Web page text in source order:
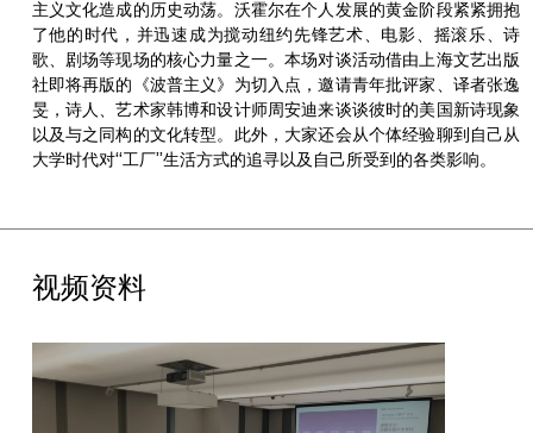
主义文化造成的历史动荡。沃霍尔在个人发展的黄金阶段紧紧拥抱
了他的时代，并迅速成为搅动纽约先锋艺术、电影、摇滚乐、诗
歌、剧场等现场的核心力量之一。本场对谈活动借由上海文艺出版
社即将再版的《波普主义》为切入点，邀请青年批评家、译者张逸
旻，诗人、艺术家韩博和设计师周安迪来谈谈彼时的美国新诗现象
以及与之同构的文化转型。此外，大家还会从个体经验聊到自己从
大学时代对“工厂”生活方式的追寻以及自己所受到的各类影响。
视频资料